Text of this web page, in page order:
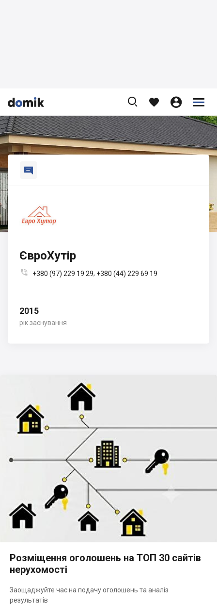


    



ЄвроХутір
 +380 (97) 229 19 29, +380 (44) 229 69 19
2015
рік заснування
Розміщення оголошень на ТОП 30 сайтів
нерухомості
Заощаджуйте час на подачу оголошень та аналіз
результатів